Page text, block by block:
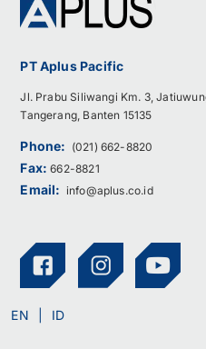
PT Aplus Pacific
Jl. Prabu Siliwangi Km. 3,
Tangerang, Banten 15135
Phone: (021) 662-8820
Fax:662-8821
Email: info@aplus.co.id
EN ID